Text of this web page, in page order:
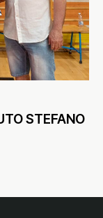
STEFANO